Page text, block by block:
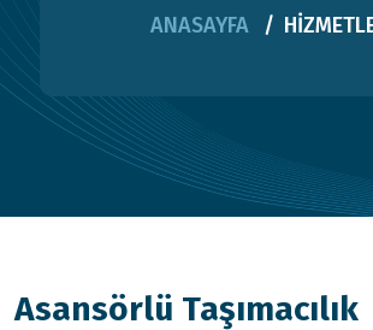
ANASAYFA
Asansörlü Taşımacılık